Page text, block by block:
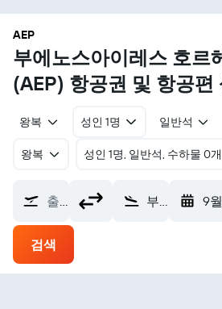
AEP
부에노스아이레스 호르
(AEP) 항공권 및 항공편
왕복 성인 1명 일반석
왕복 ​성인 1명, 일반석, 수하물 0개
출발지 부에노스아이레스 호르헤뉴베리공항 (AEP) 9
검색